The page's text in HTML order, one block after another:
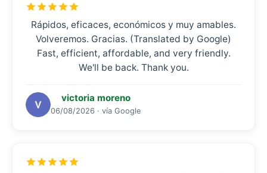
Rápidos, eficaces, económicos y muy amables.
Volveremos. Gracias. (Translated by Google)
Fast, efficient, affordable, and very friendly.
We'll be back. Thank you.
victoria moreno
06/08/2026 · vía Google